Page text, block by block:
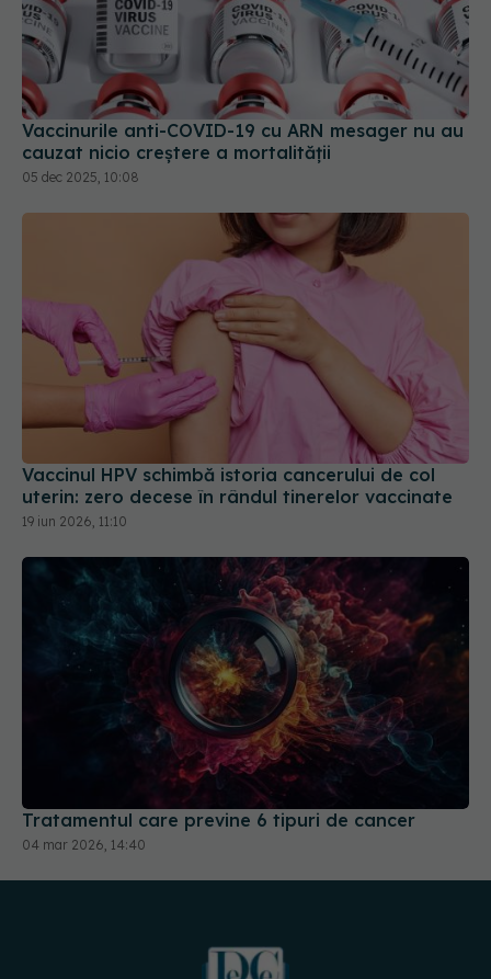
Vaccinurile anti-COVID-19 cu ARN mesager nu au
cauzat nicio creştere a mortalităţii
05 dec 2025, 10:08
Vaccinul HPV schimbă istoria cancerului de col
uterin: zero decese în rândul tinerelor vaccinate
19 iun 2026, 11:10
Tratamentul care previne 6 tipuri de cancer